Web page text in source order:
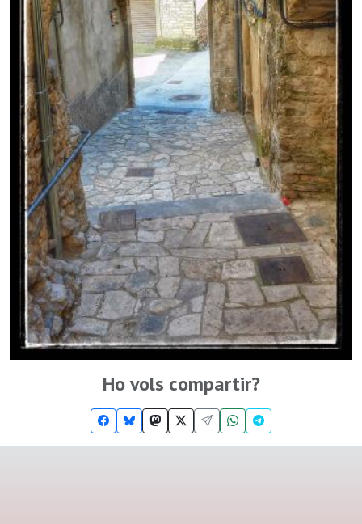
Ho vols compartir?